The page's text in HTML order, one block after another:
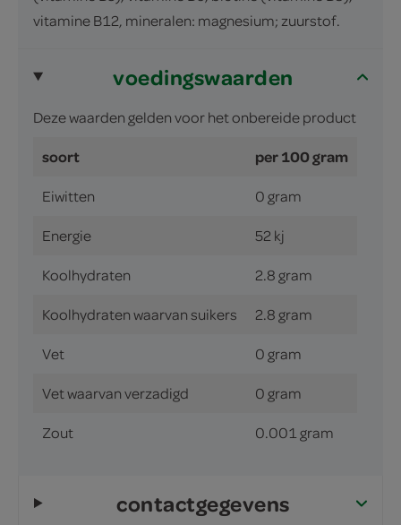
vitamine B12, mineralen: magnesium; zuurstof.
voedingswaarden
Deze waarden gelden voor het onbereide product
soort per 100 gram
Eiwitten 0 gram
Energie 52 kj
Koolhydraten 2.8 gram
Koolhydraten waarvan suikers 2.8 gram
Vet 0 gram
Vet waarvan verzadigd 0 gram
Zout 0.001 gram
contactgegevens